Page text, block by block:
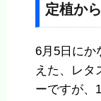
定植か
6月5日にか
えた、レタ
ーですが、